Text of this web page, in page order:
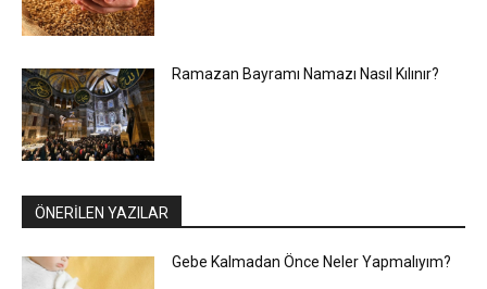
Ramazan Bayramı Namazı Nasıl Kılınır?
ÖNERİLEN YAZILAR
Gebe Kalmadan Önce Neler Yapmalıyım?